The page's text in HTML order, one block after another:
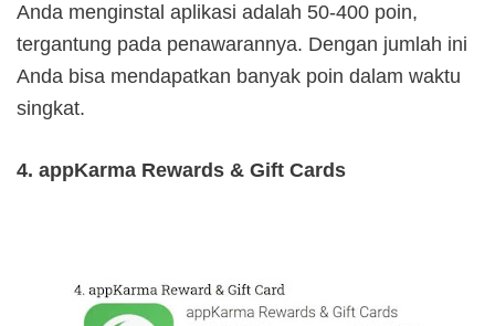
Anda menginstal aplikasi adalah 50-400 poin,
tergantung pada penawarannya. Dengan jumlah ini
Anda bisa mendapatkan banyak poin dalam waktu
singkat.
4. appKarma Rewards & Gift Cards